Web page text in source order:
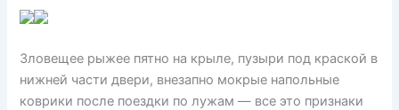
Зловещее рыжее пятно на крыле, пузыри под краской в
нижней части двери, внезапно мокрые напольные
коврики после поездки по лужам — все это признаки